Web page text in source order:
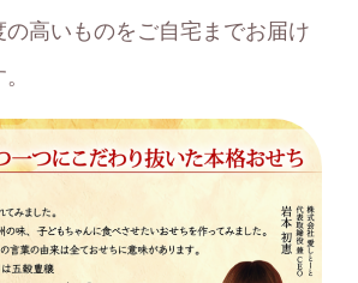
高いものをご自宅までお届け